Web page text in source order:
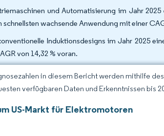
und Automatisierung im Jahr
wachsende Anwendung mit einer
Induktionsdesigns im Jahr 2025
von 14,32 % voran.
in diesem Bericht werden mithilfe
verfügbaren Daten und Erkenntnissen bis
US-Markt für Elektromotoren